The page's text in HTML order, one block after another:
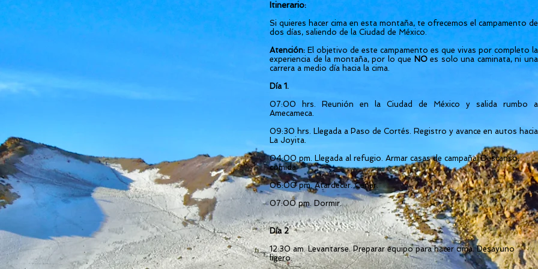
Itinerario:
Si quieres hacer cima en esta montaña, te ofrecemos el campamento de
dos días, saliendo de la Ciudad de México.
Atención: El objetivo de este campamento es que vivas por completo la
experiencia de la montaña, por lo que NOes solo una caminata, ni una
carrera a medio día hacia la cima.
Día 1.
07:00 hrs. Reunión en la Ciudad de México y salida rumbo a
Amecameca.
09:30 hrs. Llegada a Paso de Cortés. Registro y avance en autos hacia
La Joyita.
04:00 pm. Llegada al refugio. Armar casas de campaña. Descanso,
comida.
06:00 pm. Atardecer. Cenar.
07:00 pm. Dormir.
Día 2
12:30 am. Levantarse. Preparar equipo para hacer cima. Desayuno
ligero.